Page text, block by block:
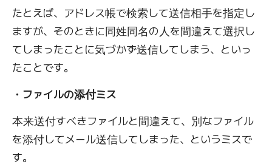
たとえば、アドレス帳で検索して送信相手を指定し
ますが、そのときに同姓同名の人を間違えて選択し
てしまったことに気づかず送信してしまう、といっ
たことです。
・ファイルの添付ミス
本来送付すべきファイルと間違えて、別なファイル
を添付してメール送信してしまった、というミスで
す。